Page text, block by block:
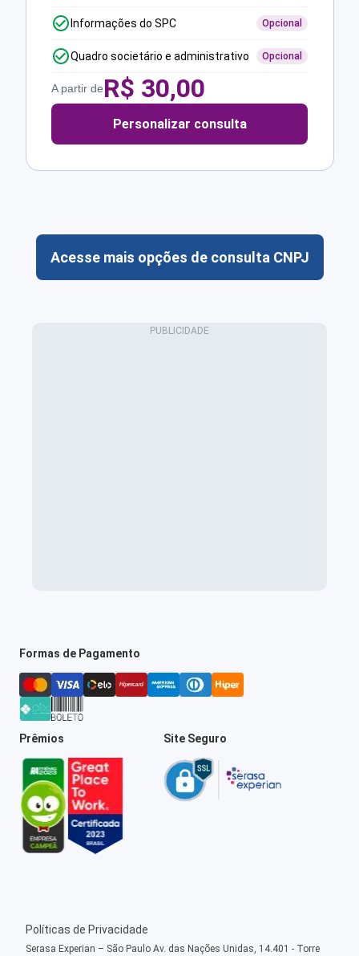
Informações do SPC Opcional
Quadro societário e administrativo Opcional
A partir deR$ 30,00
Personalizar consulta
Acesse mais opções de consulta CNPJ
Formas de Pagamento
Prêmios Site Seguro
Políticas de Privacidade
Serasa Experian – São Paulo Av. das Nações Unidas, 14.401 - Torre